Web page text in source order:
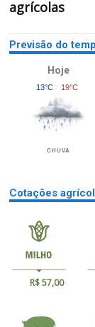
agrícolas
Previsão do
Hoje
13°C 19°C
CHUVA
Cotações
R$ 57,00